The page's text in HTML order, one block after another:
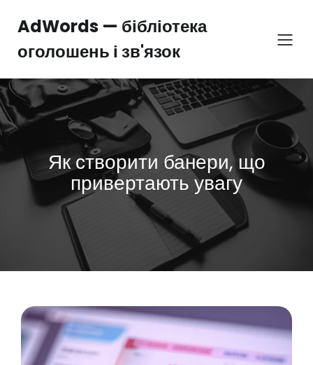
вмістуAdWords — бібліотека
оголошень і зв'язок
Як створити банери, що
привертають увагу